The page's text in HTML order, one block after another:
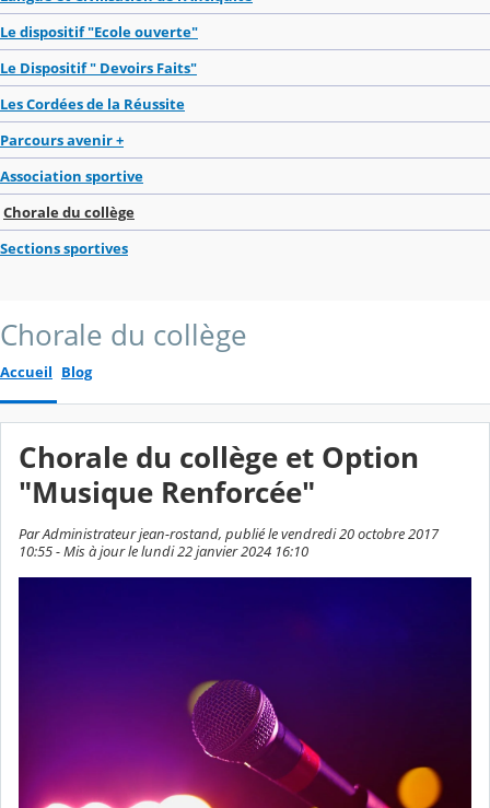
Le dispositif "Ecole ouverte"
Le Dispositif " Devoirs Faits"
Les Cordées de la Réussite
Parcours avenir +
Association sportive
Chorale du collège
Sections sportives
Chorale du collège
Accueil Blog
Chorale du collège et Option
"Musique Renforcée"
Par Administrateur jean-rostand, publié le vendredi 20 octobre 2017
10:55 - Mis à jour le lundi 22 janvier 2024 16:10